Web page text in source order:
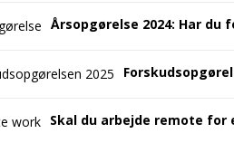
Årsopgørelse 2024: Har
Skal du arbejde remote for